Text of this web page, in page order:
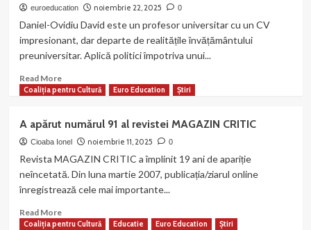
a
Conferinței
ICSchool22,
sub
mentoratului
în
și
formare
euroeducation noiembrie 22, 2025 0
Daniel-Ovidiu David este un profesor universitar cu un CV
impresionant, dar departe de realitățile învățământului
preuniversitar. Aplică politici împotriva unui...
Read MoreRead
more
din
învățământul
preuniversitar
cer
ministrului
Ovidiu
Coaliția pentru Cultură Euro Education Știri
A apărut numărul 91 al revistei MAGAZIN CRITIC
Cioaba Ionel noiembrie 11, 2025 0
Revista MAGAZIN CRITIC a împlinit 19 ani de apariție
neîncetată. Din luna martie 2007, publicația/ziarul online
înregistrează cele mai importante...
Read MoreRead
more
Coaliția pentru Cultură Educatie Euro Education Știri